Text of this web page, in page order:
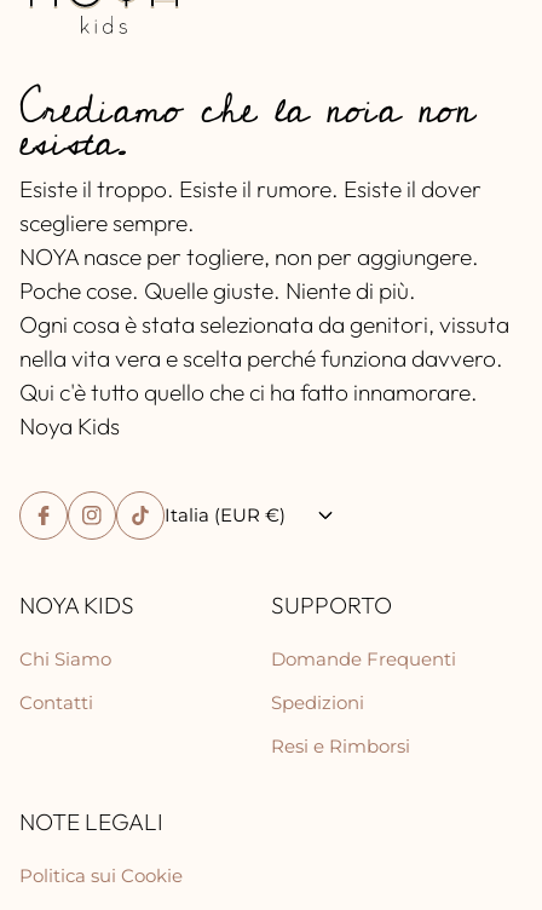
Crediamo che la noia non
esista.
Esiste il troppo. Esiste il rumore. Esiste il dover
scegliere sempre.
NOYA nasce per togliere, non per aggiungere.
Poche cose. Quelle giuste. Niente di più.
Ogni cosa è stata selezionata da genitori, vissuta
nella vita vera e scelta perché funziona davvero.
Qui c'è tutto quello che ci ha fatto innamorare.
Noya Kids
Italia (EUR €)
NOYA KIDS
Chi Siamo
Contatti
SUPPORTO
Domande Frequenti
Spedizioni
Resi e Rimborsi
NOTE LEGALI
Politica sui Cookie